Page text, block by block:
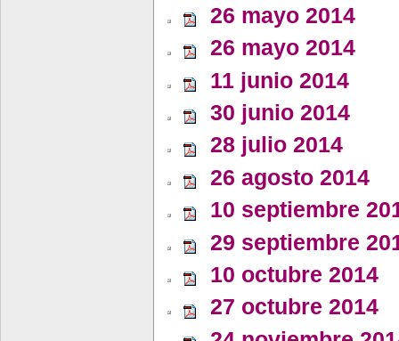
26 mayo 2014
26 mayo 2014
11 junio 2014
30 junio 2014
28 julio 2014
26 agosto 2014
10 septiembre
29 septiembre
10 octubre 2014
27 octubre 2014